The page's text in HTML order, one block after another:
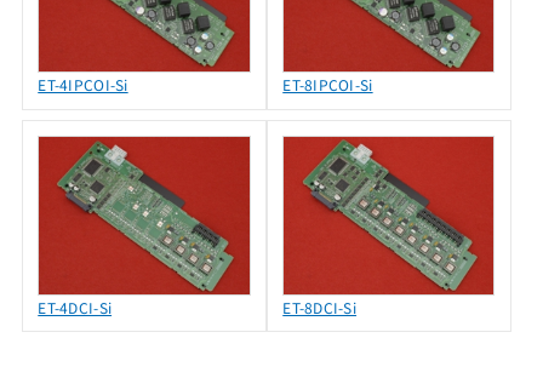
ET-4IPCOI-Si ET-8IPCOI-Si
ET-4DCI-Si ET-8DCI-Si